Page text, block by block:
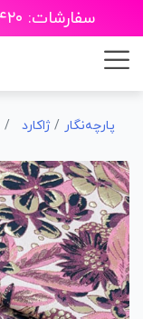
سفارشات: ۰۹۱۲۳۳۳۳۴۲۰ (از ۱۰/۳۰ الی ۲۰/۳۰)
پارچه‌نگار ژاکارد